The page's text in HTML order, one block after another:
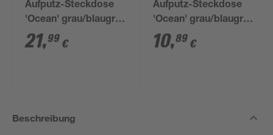
Aufputz-Steckdose
'Ocean' grau/blaugrün
2-fach mit
Klappdeckel
21,99 €
Aufputz-Steckdose
'Ocean' grau/blaugrün
mit Klappdeckel
10,89 €
Beschreibung